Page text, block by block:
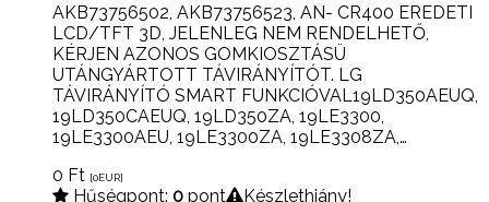
AKB73756502, AKB73756523, AN- CR400 EREDETI
LCD/TFT 3D, JELENLEG NEM RENDELHETŐ,
KÉRJEN AZONOS GOMKIOSZTÁSÜ
UTÁNGYÁRTOTT TÁVIRÁNYÍTÓT. LG
TÁVIRÁNYÍTÓ SMART FUNKCIÓVAL19LD350AEUQ,
19LD350CAEUQ, 19LD350ZA, 19LE3300,
19LE3300AEU, 19LE3300ZA, 19LE3308ZA,…
0 Ft [0EUR]
Hűségpont: 0 pont Készlethiány!